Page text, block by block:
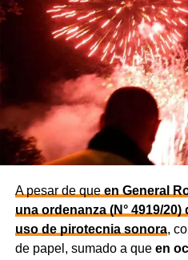
A pesar de queen General
una ordenanza (N° 4919/
uso de pirotecnia sonora,
de papel, sumado a que en